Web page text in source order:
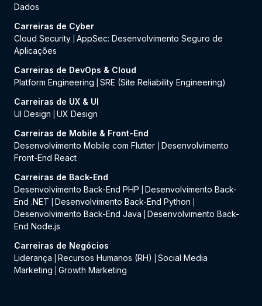
Dados
Carreiras de Cyber
Cloud Security AppSec: Desenvolvimento Seguro de
Aplicações
Carreiras de DevOps & Cloud
Platform Engineering
SRE (Site Reliability Engineering)
Carreiras de UX & UI
UI Design
UX Design
Carreiras de Mobile & Front-End
Desenvolvimento Mobile com Flutter
Desenvolvimento
Front-End React
Carreiras de Back-End
Desenvolvimento Back-End PHP
Desenvolvimento Back-
End .NET
Desenvolvimento Back-End Python
Desenvolvimento Back-End Java
Desenvolvimento Back-
End Node.js
Carreiras de Negócios
Liderança
Recursos Humanos (RH)
Social Media
Marketing
Growth Marketing